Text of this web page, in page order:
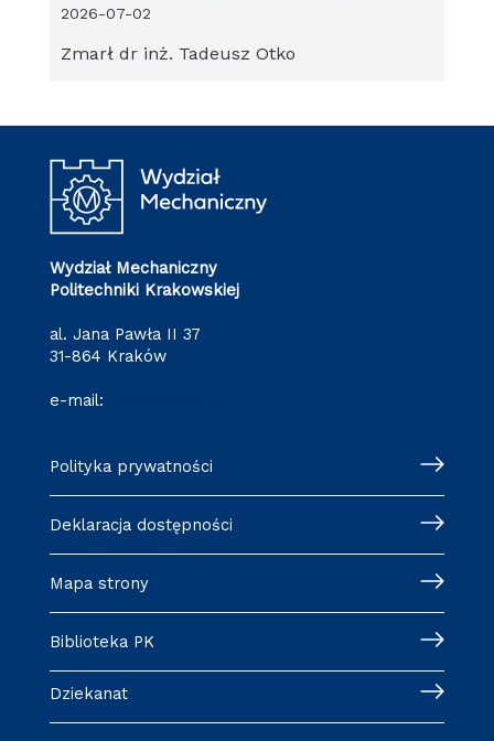
Zmarł dr inż. Tadeusz Otko
2026-07-02
Wydział Mechaniczny
Politechniki Krakowskiej
al. Jana Pawła II 37
31-864 Kraków
e-mail:
Polityka prywatności
Deklaracja dostępności
Mapa strony
Biblioteka PK
Dziekanat